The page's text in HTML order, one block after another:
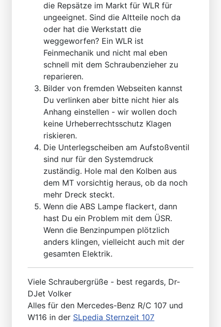
die Repsätze im Markt für WLR für
ungeeignet. Sind die Altteile noch da
oder hat die Werkstatt die
weggeworfen? Ein WLR ist
Feinmechanik und nicht mal eben
schnell mit dem Schraubenzieher zu
reparieren.
Bilder von fremden Webseiten kannst
Du verlinken aber bitte nicht hier als
Anhang einstellen - wir wollen doch
keine Urheberrechtsschutz Klagen
riskieren.
Die Unterlegscheiben am Aufstoßventil
sind nur für den Systemdruck
zuständig. Hole mal den Kolben aus
dem MT vorsichtig heraus, ob da noch
mehr Dreck steckt.
Wenn die ABS Lampe flackert, dann
hast Du ein Problem mit dem ÜSR.
Wenn die Benzinpumpen plötzlich
anders klingen, vielleicht auch mit der
gesamten Elektrik.
Viele Schraubergrüße - best regards, Dr-
DJet Volker
Alles für den Mercedes-Benz R/C 107 und
W116 in der SLpedia Sternzeit 107